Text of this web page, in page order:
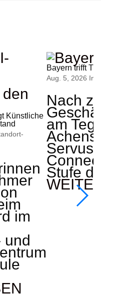
Künstliche
im
und
Bayern trifft Tirol
Aug. 5, 2026
Nach
am
Connect
Stufe der